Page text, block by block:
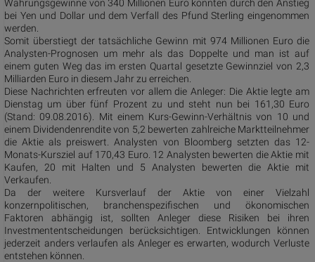
Währungsgewinne von 340 Millionen Euro konnten durch den Anstieg
bei Yen und Dollar und dem Verfall des Pfund Sterling eingenommen
werden.
Somit überstiegt der tatsächliche Gewinn mit 974 Millionen Euro die
Analysten-Prognosen um mehr als das Doppelte und man ist auf
einem guten Weg das im ersten Quartal gesetzte Gewinnziel von 2,3
Milliarden Euro in diesem Jahr zu erreichen.
Diese Nachrichten erfreuten vor allem die Anleger: Die Aktie legte am
Dienstag um über fünf Prozent zu und steht nun bei 161,30 Euro
(Stand: 09.08.2016). Mit einem Kurs-Gewinn-Verhältnis von 10 und
einem Dividendenrendite von 5,2 bewerten zahlreiche Marktteilnehmer
die Aktie als preiswert. Analysten von Bloomberg setzten das 12-
Monats-Kursziel auf 170,43 Euro. 12 Analysten bewerten die Aktie mit
Kaufen, 20 mit Halten und 5 Analysten bewerten die Aktie mit
Verkaufen.
Da der weitere Kursverlauf der Aktie von einer Vielzahl
konzernpolitischen, branchenspezifischen und ökonomischen
Faktoren abhängig ist, sollten Anleger diese Risiken bei ihren
Investmententscheidungen berücksichtigen. Entwicklungen können
jederzeit anders verlaufen als Anleger es erwarten, wodurch Verluste
entstehen können.